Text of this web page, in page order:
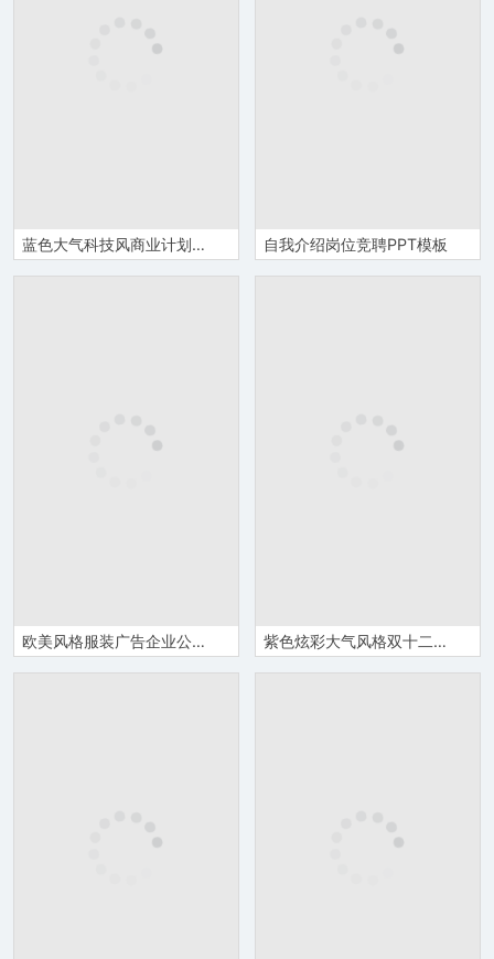
蓝色大气科技风商业计划书PPT模板 自我介绍岗位竞聘PPT模板
欧美风格服装广告企业公司介绍招商引资工作汇报PPT模板 紫色炫彩大气风格双十二疯狂嗨购活动策划PPT模板